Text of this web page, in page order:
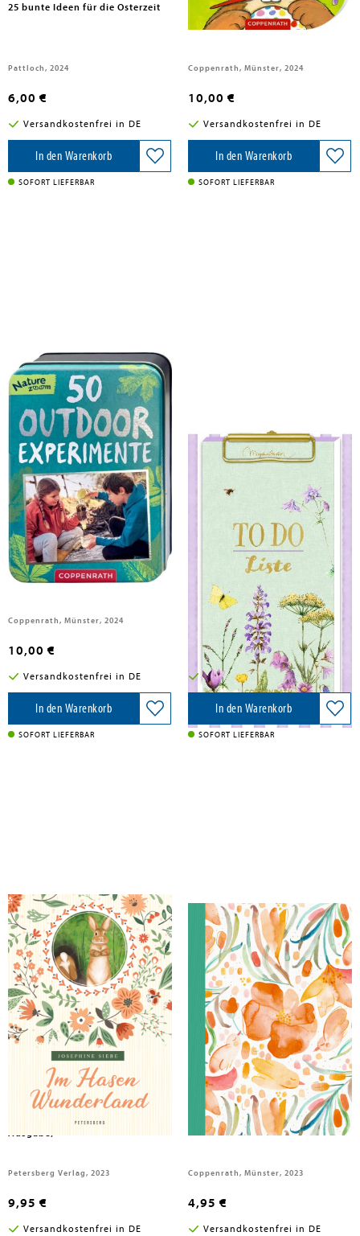
25 bunte Ideen für die Osterzeit
Pattloch, 2024
6,00 €
Versandkostenfrei in DE
In den Warenkorb
SOFORT LIEFERBAR
Kullernasen-Osterhasen
Coppenrath, Münster, 2024
10,00 €
Versandkostenfrei in DE
In den Warenkorb
SOFORT LIEFERBAR
Wernsing, Barbara
50 Outdoor-Experimente
Coppenrath, Münster, 2024
10,00 €
Versandkostenfrei in DE
In den Warenkorb
SOFORT LIEFERBAR
Coppenrath, 2024
7,95 €
Versandkostenfrei in DE
In den Warenkorb
SOFORT LIEFERBAR
Siebe, Josephine
Im Hasenwunderland
(vollständige, ungekürzte
Ausgabe)
Petersberg Verlag, 2023
9,95 €
Versandkostenfrei in DE
Notizhefte DIN A5 - All about
orange
Coppenrath, Münster, 2023
4,95 €
Versandkostenfrei in DE